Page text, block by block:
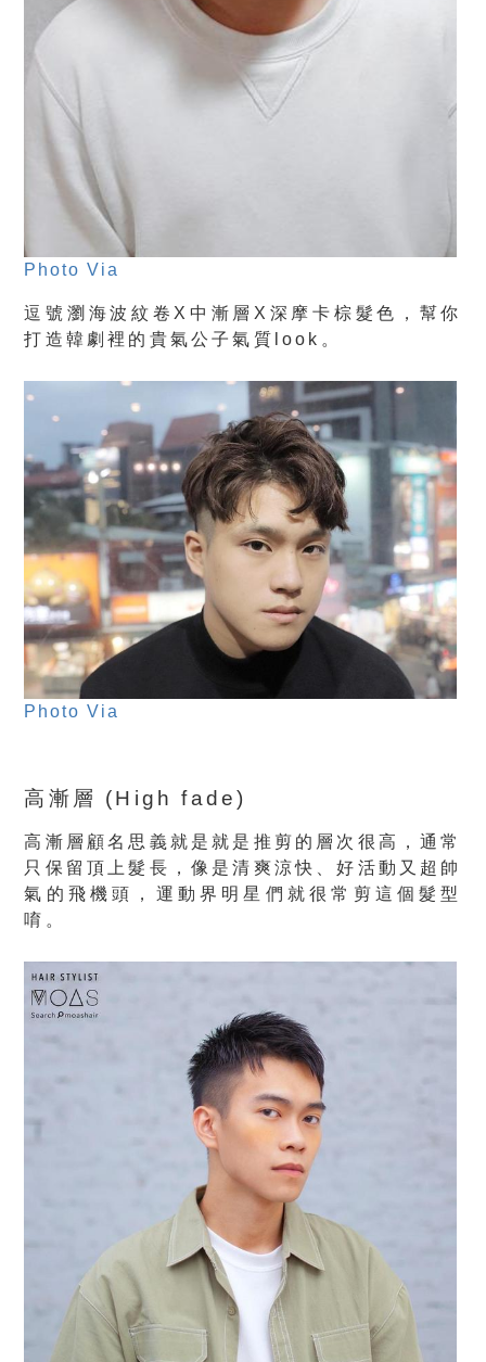
Photo Via
逗號瀏海波紋卷X中漸層X深摩卡棕髮色，幫你
打造韓劇裡的貴氣公子氣質look。
Photo Via
高漸層 (High fade)
高漸層顧名思義就是就是推剪的層次很高，通常
只保留頂上髮長，像是清爽涼快、好活動又超帥
氣的飛機頭，運動界明星們就很常剪這個髮型
唷。